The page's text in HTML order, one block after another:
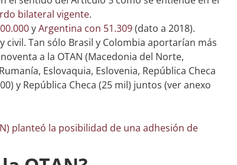
bilateral vigente.
yArgentina con 51.309(dato a 2018).
civil. Tan sólo Brasil y Colombia aportarían más
a la OTAN (Macedonia del Norte,
Eslovaquia, Eslovenia, República Checa
y República Checa (25 mil) juntos (ver anexo
planteó la posibilidad de una adhesión de